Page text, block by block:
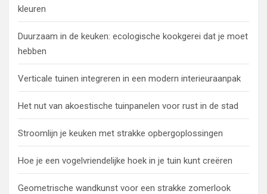
kleuren
Duurzaam in de keuken: ecologische kookgerei dat je moet
hebben
Verticale tuinen integreren in een modern interieuraanpak
Het nut van akoestische tuinpanelen voor rust in de stad
Stroomlijn je keuken met strakke opbergoplossingen
Hoe je een vogelvriendelijke hoek in je tuin kunt creëren
Geometrische wandkunst voor een strakke zomerlook